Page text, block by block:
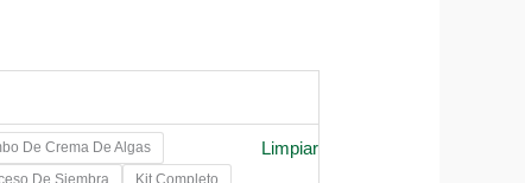
De Crema De Algas
De Siembra Kit Completo
Limpiar